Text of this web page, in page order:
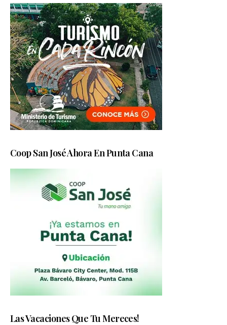
Coop San José Ahora En Punta Cana
Las Vacaciones Que Tu Mereces!